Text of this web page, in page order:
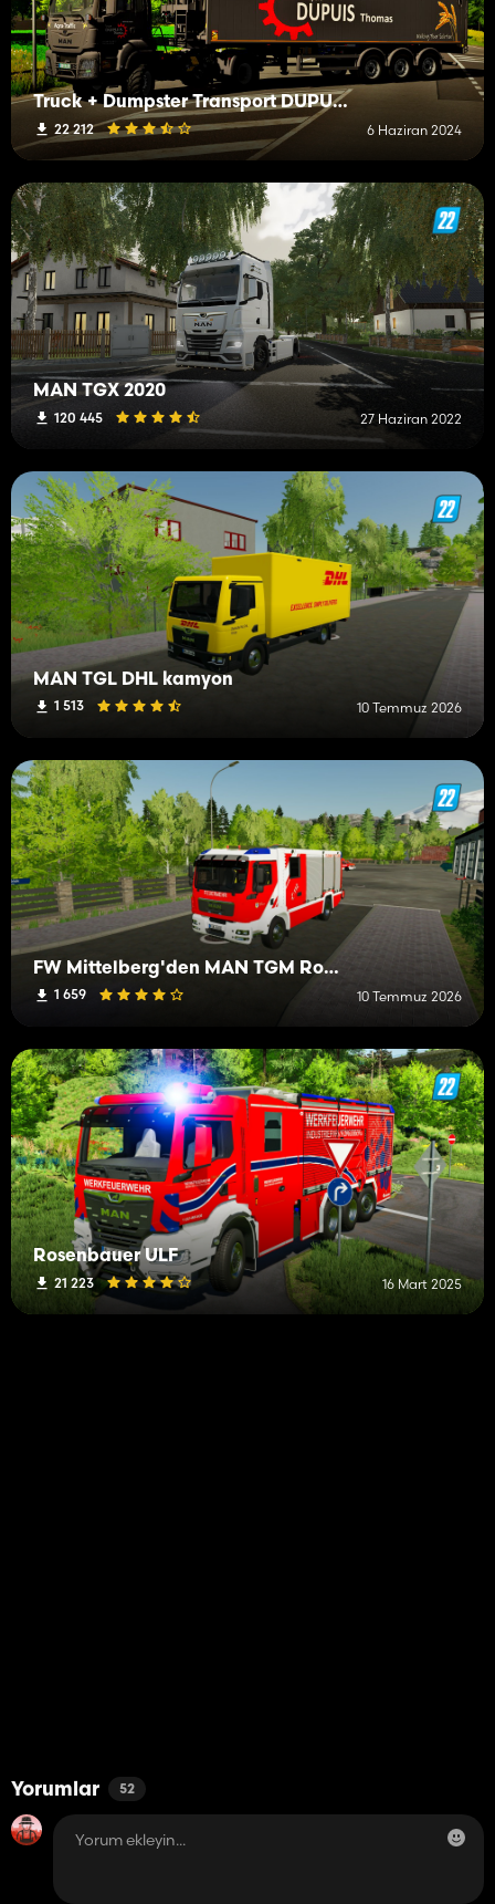
Truck + Dumpster Transport DUPUIS Thomas IRL
22 212 6 Haziran 2024
MAN TGX 2020
120 445 27 Haziran 2022
MAN TGL DHL kamyon
1 513 10 Temmuz 2026
FW Mittelberg'den MAN TGM Rosenbauer AT2
1 659 10 Temmuz 2026
Rosenbauer ULF
21 223 16 Mart 2025
Yorumlar 52